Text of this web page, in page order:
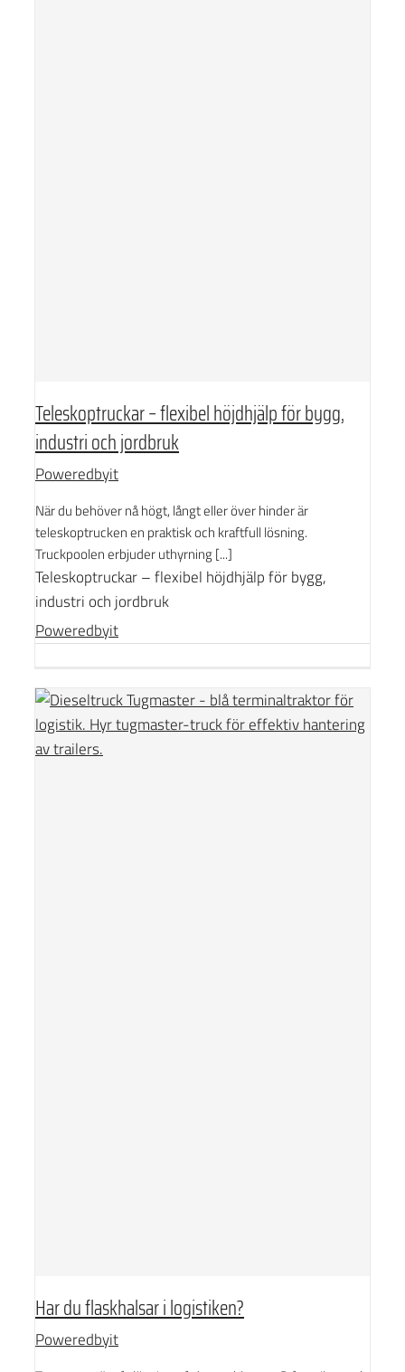
Teleskoptruckar – flexibel höjdhjälp för bygg,
industri och jordbruk
Poweredbyit
När du behöver nå högt, långt eller över hinder är
teleskoptrucken en praktisk och kraftfull lösning.
Truckpoolen erbjuder uthyrning [...]
Teleskoptruckar – flexibel höjdhjälp för bygg,
industri och jordbruk
Poweredbyit
Har du flaskhalsar i logistiken?
Poweredbyit